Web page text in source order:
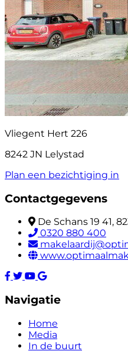
Vliegent Hert 226
8242 JN Lelystad
Plan een bezichtiging in
Contactgegevens
De Schans 19 41,
0320 880 400
Navigatie
Home
Media
In de buurt